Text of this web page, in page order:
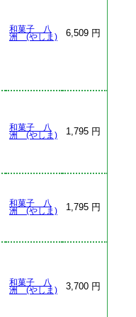
和菓子 八
洲 (やしま)
6,509 円
和菓子 八
洲 (やしま)
1,795 円
和菓子 八
洲 (やしま)
1,795 円
和菓子 八
洲 (やしま)
3,700 円